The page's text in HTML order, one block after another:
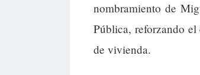
nombramiento de
Pública, reforzando
de vivienda.